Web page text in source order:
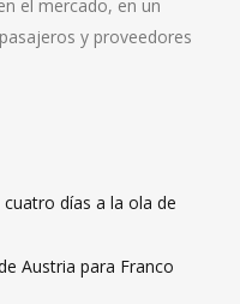
el mercado, en un
y proveedores
días a la ola de
Austria para Franco